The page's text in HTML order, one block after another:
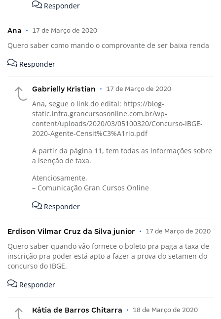
Responder
Ana • 17 de Março de 2020
Quero saber como mando o comprovante de ser baixa renda
Responder
Gabrielly Kristian • 17 de Março de 2020
Ana, segue o link do edital: https://blog-
static.infra.grancursosonline.com.br/wp-
content/uploads/2020/03/05100320/Concurso-IBGE-
2020-Agente-Censit%C3%A1rio.pdf
A partir da página 11, tem todas as informações sobre
a isenção de taxa.
Atenciosamente,
– Comunicação Gran Cursos Online
Responder
Erdison Vilmar Cruz da Silva junior • 17 de Março de 2020
Quero saber quando vão fornece o boleto pra paga a taxa de
inscrição pra poder está apto a fazer a prova do setamen do
concurso do IBGE.
Responder
Kátia de Barros Chitarra • 18 de Março de 2020